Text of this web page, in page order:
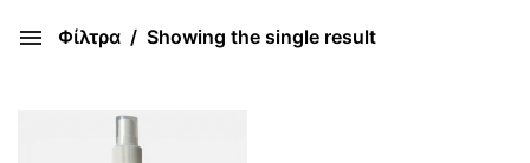
Φίλτρα Showing the single result